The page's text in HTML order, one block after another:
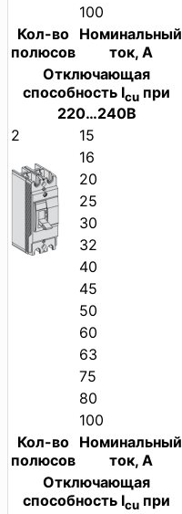
100
Кол-во
полюсов
Номинальный
ток, А
Отключающая
способность Icu при
220…240В
2 15
16
20
25
30
32
40
45
50
60
63
75
80
100
Кол-во
полюсов
Номинальный
ток, А
Отключающая
способность Icu при